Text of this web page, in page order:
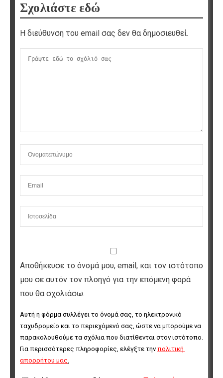
Σχολιάστε εδώ
Η διεύθυνση του email σας δεν θα δημοσιευθεί.
Αποθήκευσε το όνομά μου, email, και τον ιστότοπο
μου σε αυτόν τον πλοηγό για την επόμενη φορά
που θα σχολιάσω.
Αυτή η φόρμα συλλέγει το όνομά σας, το ηλεκτρονικό
ταχυδρομείο και το περιεχόμενό σας, ώστε να μπορούμε να
παρακολουθούμε τα σχόλια που διατίθενται στον ιστότοπο.
Για περισσότερες πληροφορίες, ελέγξτε την πολιτική
απορρήτου μας